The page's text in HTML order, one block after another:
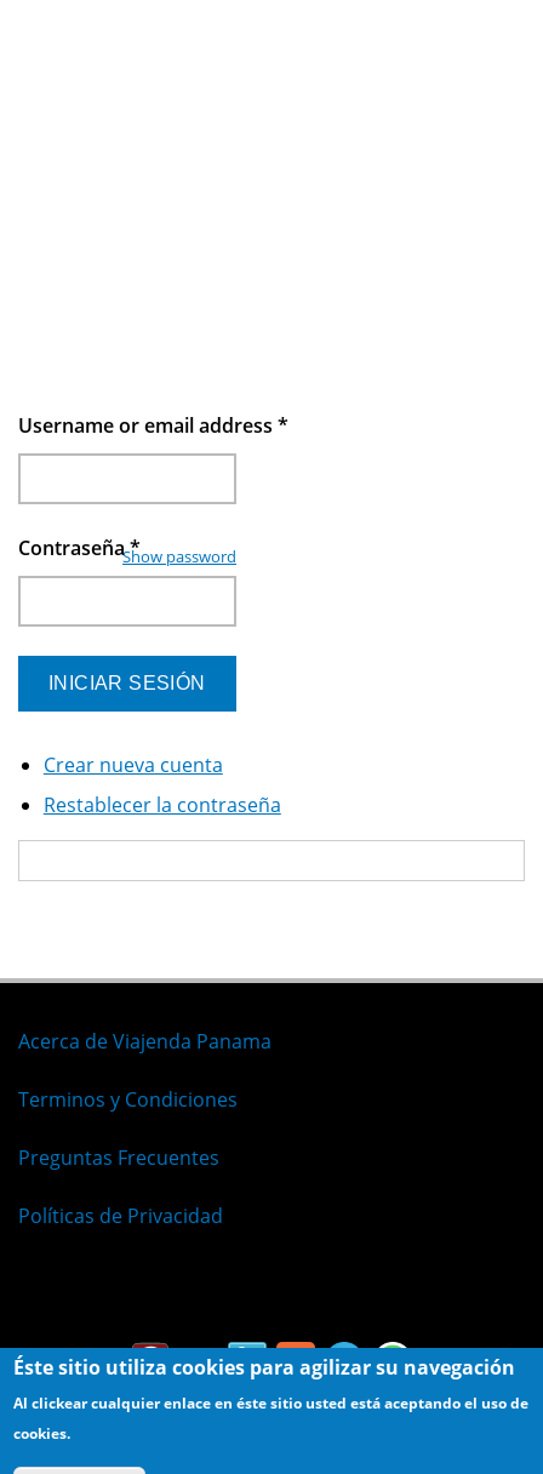
Username or email address *
Contraseña*
Show password
Crear nueva cuenta
Restablecer la contraseña
Acerca de Viajenda Panama
Terminos y Condiciones
Preguntas Frecuentes
Políticas de Privacidad
Éste sitio utiliza cookies para agilizar su navegación
Al clickear cualquier enlace en éste sitio usted está aceptando el uso de
cookies.